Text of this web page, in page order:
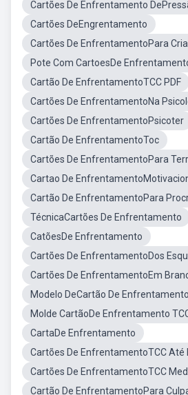
Cartões De Enfrentamento
Cartões DeEngrentamento
Cartões De EnfrentamentoPara
Pote Com CartoesDe
Cartão De EnfrentamentoTCC PDF
Cartões De EnfrentamentoNa
Cartões De EnfrentamentoPsicoter
Cartão De EnfrentamentoToc
Cartões De EnfrentamentoPara
Cartao De
Cartão De EnfrentamentoPara
TécnicaCartões De Enfrentamento
CatõesDe Enfrentamento
Cartões De EnfrentamentoDos
Cartões De EnfrentamentoEm
Modelo DeCartão De Enfrentamento
Molde CartãoDe Enfrentamento
CartaDe Enfrentamento
Cartões De EnfrentamentoTCC Até
Cartões De EnfrentamentoTCC
Cartão De EnfrentamentoPara